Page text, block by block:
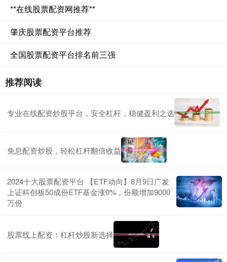
**在线股票配资网推荐**
肇庆股票配资平台推荐
全国股票配资平台排名前三强
推荐阅读
专业在线配资炒股平台，安全杠杆，稳健盈利之选
免息配资炒股，轻松杠杆翻倍收益
2024十大股票配资平台 【ETF动向】8月9日广发
上证科创板50成份ETF基金涨0%，份额增加9000
万份
股票线上配资：杠杆炒股新选择